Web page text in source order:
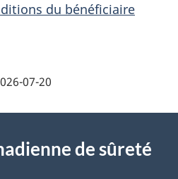
du bénéficiaire
07-20
de sûreté